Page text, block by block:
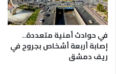
في حوادث أمنية متعددة..
إصابة أربعة أشخاص بجروح في
ريف دمشق